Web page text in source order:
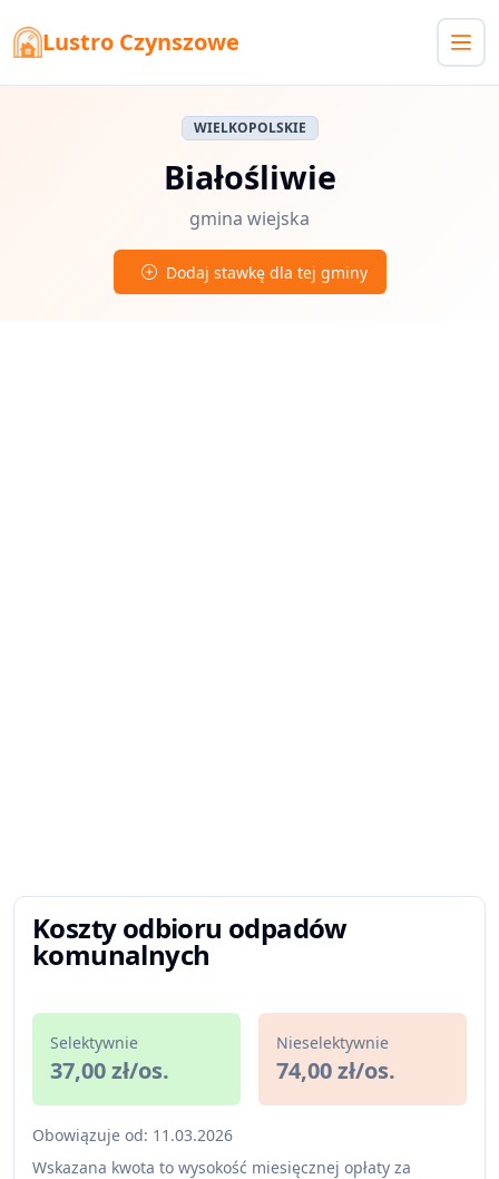
Lustro Czynszowe
WIELKOPOLSKIE
Białośliwie
gmina wiejska
Dodaj stawkę dla tej gminy
Koszty odbioru odpadów
komunalnych
Selektywnie
37,00 zł/os.
Nieselektywnie
74,00 zł/os.
Obowiązuje od: 11.03.2026
Wskazana kwota to wysokość miesięcznej opłaty za